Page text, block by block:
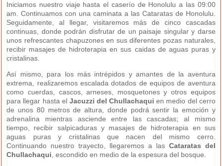
Iniciamos nuestro viaje hasta el caserío de Honolulu a las 09:00
am. Continuamos con una caminata a las Cataratas de Honolulu.
Seguidamente, al llegar, visitaremos más de cinco cascadas
continuas, donde podrán disfrutar de un paisaje singular y darse
unos refrescantes chapuzones en sus diferentes pozas naturales,
recibir masajes de hidroterapia en sus caidas de aguas puras y
cristalinas.
Así mismo, para los más intrépidos y amantes de la aventura
extrema, realizaremos escalada dotados de equipos de aventura
como cuerdas, cascos, arneses, mosquetones y otros equipos
para llegar hasta el Jacuzzi delChullachaqui en medio del cerro
de unos 80 metros de altura, donde podrá sentir la emoción y
adrenalina mientras asciende entre las cascadas; al mismo
tiempo, recibir salpicaduras y masajes de hidroterapia en sus
aguas puras y cristalinas que nacen del mismo cerro.
Continuando nuestro trayecto, llegaremos a las Cataratas del
Chullachaqui, escondido en medio de la espesura del bosque.